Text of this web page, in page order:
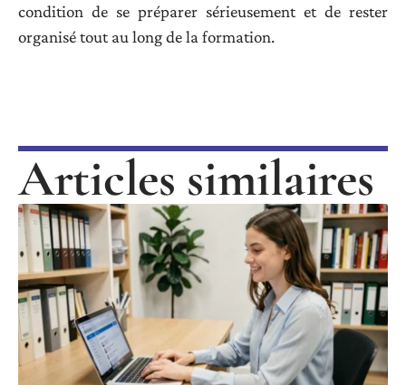
condition de se préparer sérieusement et de rester
organisé tout au long de la formation.
Articles similaires